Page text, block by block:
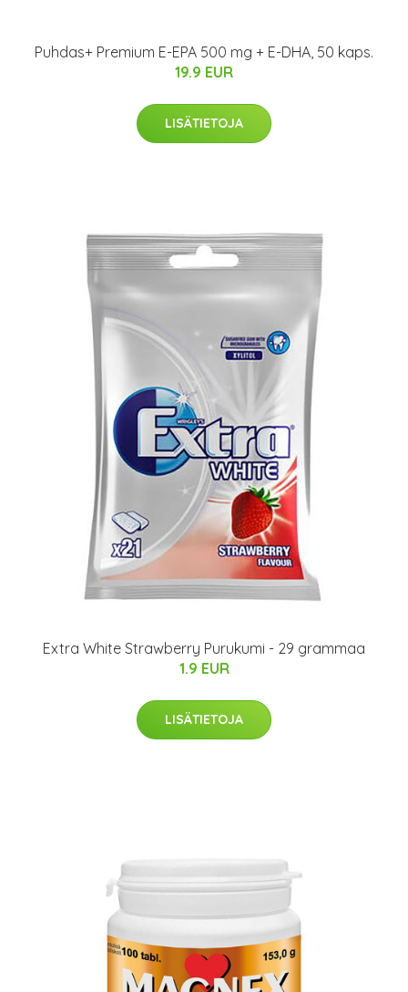
Puhdas+ Premium E-EPA 500 mg + E-DHA, 50 kaps.
19.9 EUR
LISÄTIETOJA
Extra White Strawberry Purukumi - 29 grammaa
1.9 EUR
LISÄTIETOJA